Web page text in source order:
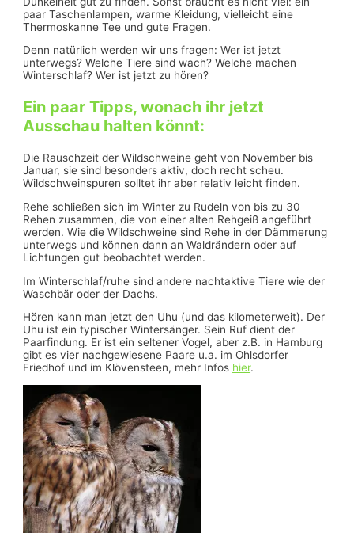
paar Taschenlampen, warme Kleidung, vielleicht eine
Thermoskanne Tee und gute Fragen.
Denn natürlich werden wir uns fragen: Wer ist jetzt
unterwegs? Welche Tiere sind wach? Welche machen
Winterschlaf? Wer ist jetzt zu hören?
Ein paar Tipps, wonach ihr jetzt
Ausschau halten könnt:
Die Rauschzeit der Wildschweine geht von November bis
Januar, sie sind besonders aktiv, doch recht scheu.
Wildschweinspuren solltet ihr aber relativ leicht finden.
Rehe schließen sich im Winter zu Rudeln von bis zu 30
Rehen zusammen, die von einer alten Rehgeiß angeführt
werden. Wie die Wildschweine sind Rehe in der Dämmerung
unterwegs und können dann an Waldrändern oder auf
Lichtungen gut beobachtet werden.
Im Winterschlaf/ruhe sind andere nachtaktive Tiere wie der
Waschbär oder der Dachs.
Hören kann man jetzt den Uhu (und das kilometerweit). Der
Uhu ist ein typischer Wintersänger. Sein Ruf dient der
Paarfindung. Er ist ein seltener Vogel, aber z.B. in Hamburg
gibt es vier nachgewiesene Paare u.a. im Ohlsdorfer
Friedhof und im Klövensteen, mehr Infos hier.